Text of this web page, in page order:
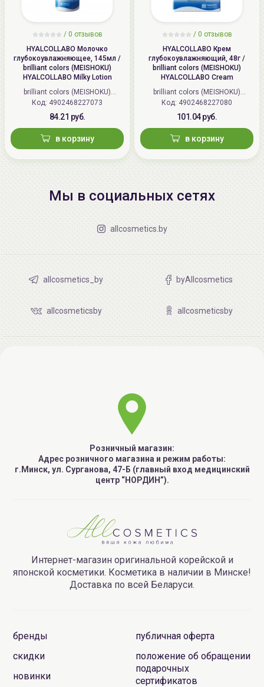
надавите, чтобы активировать иглы. Не используйте
разглаживающие движения, а лишь слегка
после чего перемещение патча недопустимо.
. Оставьте на коже на 25 минут, чтобы микроиглы
растворились в коже. Для большей эффективности
можно надавливать на патчи каждые 5 минут.
После снятия патчей не рекомендуется наносить
макияж и другую косметику в течении 20 минут.
/ 0 отзывов
HYALCOLLABO Молочко
глубокоувлажняющее, 145мл /
brilliant colors (MEISHOKU)
HYALCOLLABO Milky Lotion
brilliant colors (MEISHOKU)
(Япония)
Код: 4902468227073
84.21 руб.
в корзину
/ 0 отзывов
HYALCOLLABO Крем
глубокоувлажняющий, 48г /
brilliant colors (MEISHOKU)
HYALCOLLABO Cream
brilliant colors (MEISHOKU)
(Япония)
Код: 4902468227080
101.04 руб.
в корзину
Мы в социальных сетях
allcosmetics.by
allcosmetics_by byAllcosmetics
allcosmeticsby allcosmeticsby
Розничный магазин:
Адрес розничного магазина и режим работы:
г.Минск, ул. Сурганова, 47-Б (главный вход медицинский
центр “НОРДИН”).
Интернет-магазин оригинальной корейской и
японской косметики. Косметика в наличии в Минске!
Доставка по всей Беларуси.
бренды
скидки
новинки
публичная оферта
положение об обращении
подарочных
сертификатов